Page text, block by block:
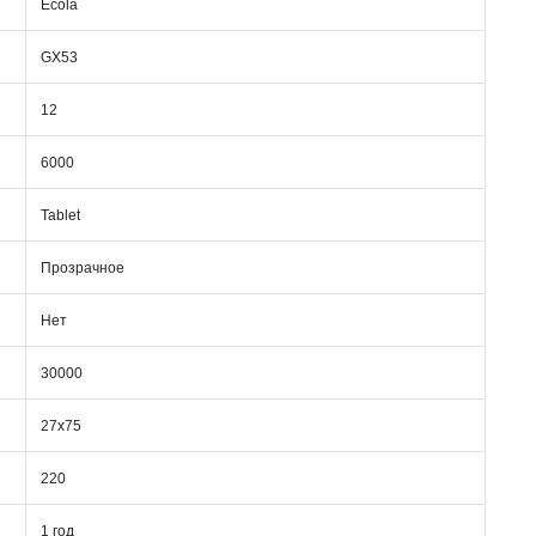
Ecola
GX53
12
6000
Tablet
Прозрачное
Нет
30000
27x75
220
1 год